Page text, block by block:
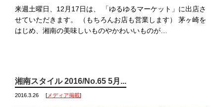
来週土曜日、12月17日は、 「ゆるゆるマーケット」に出店さ
せていただきます。 （もちろんお店も営業します） 茅ヶ崎を
はじめ、湘南の美味しいものやかわいいものが…
湘南スタイル 2016/No.65 5月...
2016.3.26 [メディア掲載]